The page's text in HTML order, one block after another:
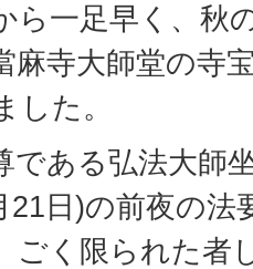
ら一足早く、秋
麻寺大師堂の寺
した。
である弘法大師
21日)の前夜の法
ごく限られた者